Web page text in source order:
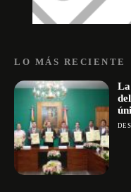
LO MÁS RECIENTE